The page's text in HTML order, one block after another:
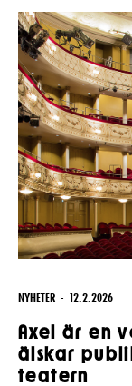
NYHETER 12.2.2026
Axel är en
älskar
teatern